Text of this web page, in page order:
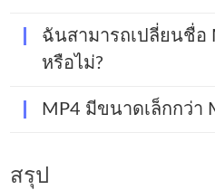
ฉันสามารถเปลี่ยนชื่อ
หรือไม่?
MP4 มีขนาดเล็กกว่า
สรุป